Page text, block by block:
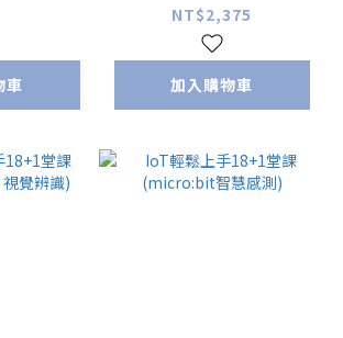
車
NT$2,375
加入購物車